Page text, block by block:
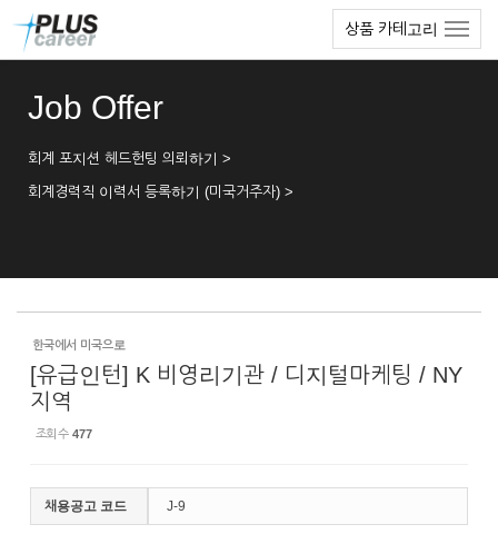
상품 카테고리
Job Offer
회계 포지션 헤드헌팅 의뢰하기 >
회계경력직 이력서 등록하기 (미국거주자) >
한국에서 미국으로
[유급인턴] K 비영리기관 / 디지털마케팅 / NY
지역
조회 수 477
채용공고 코드 J-9